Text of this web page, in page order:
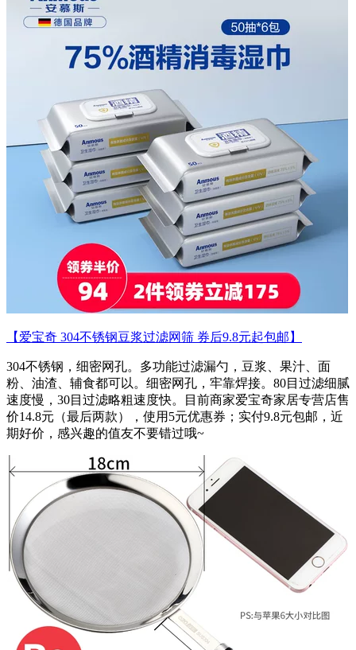
【爱宝奇 304不锈钢豆浆过滤网筛 券后9.8元起包邮】
304不锈钢，细密网孔。多功能过滤漏勺，豆浆、果汁、面
粉、油渣、辅食都可以。细密网孔，牢靠焊接。80目过滤细腻
速度慢，30目过滤略粗速度快。目前商家爱宝奇家居专营店售
价14.8元（最后两款），使用5元优惠券；实付9.8元包邮，近
期好价，感兴趣的值友不要错过哦~